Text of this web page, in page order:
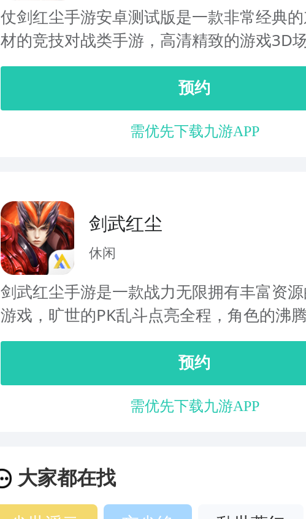
仗剑红尘手游安卓测试版是一款非常经典
材的竞技对战类手游，高清精致的游戏3D
预约
需优先下载九游APP
剑武红尘
休闲
剑武红尘手游是一款战力无限拥有丰富资
游戏，旷世的PK乱斗点亮全程，角色的沸
预约
需优先下载九游APP
大家都在找